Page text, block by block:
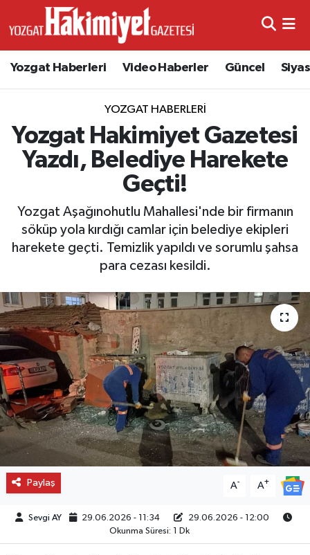
Yozgat Haberleri Video Haberler Güncel
YOZGAT HABERLERI
Yozgat Hakimiyet Gazetesi
Yazdı, Belediye Harekete
Geçti!
Yozgat Aşağınohutlu Mahallesi'nde bir firmanın
söküp yola kırdığı camlar için belediye ekipleri
harekete geçti. Temizlik yapıldı ve sorumlu şahsa
para cezası kesildi.
Paylaş A- A+
Sevgi AY 29.06.2026 - 11:34
29.06.2026 - 12:00
Okunma Süresi: 1 Dk